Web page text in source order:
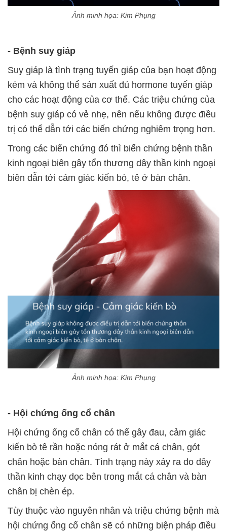
Ảnh minh họa: Kim Phụng
- Bệnh suy giáp
Suy giáp là tình trạng tuyến giáp của bạn hoạt động
kém và không thể sản xuất đủ hormone tuyến giáp
cho các hoạt động của cơ thể. Các triệu chứng của
bệnh suy giáp có vẻ nhẹ, nên nếu không được điều
trị có thể dẫn tới các biến chứng nghiêm trọng hơn.
Trong các biến chứng đó thì biến chứng bệnh thần
kinh ngoại biên gây tổn thương dây thần kinh ngoại
biên dẫn tới cảm giác kiến bò, tê ở bàn chân.
Ảnh minh họa: Kim Phụng
- Hội chứng ống cổ chân
Hội chứng ống cổ chân có thể gây đau, cảm giác
kiến bò tê rần hoặc nóng rát ở mắt cá chân, gót
chân hoặc bàn chân. Tình trạng này xảy ra do dây
thần kinh chạy dọc bên trong mắt cá chân và bàn
chân bị chèn ép.
Tùy thuộc vào nguyên nhân và triệu chứng bệnh mà
hội chứng ống cổ chân sẽ có những biện pháp điều